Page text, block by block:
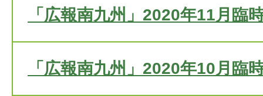
「広報南九州」2020年11月臨
「広報南九州」2020年10月臨